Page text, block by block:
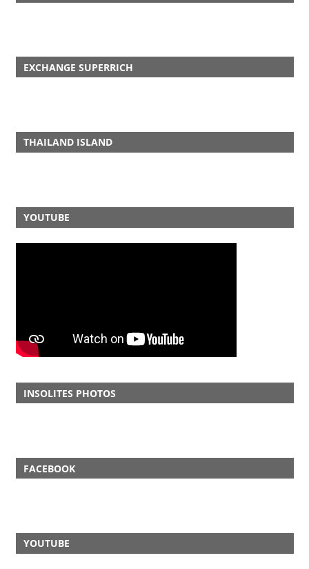
EXCHANGE SUPERRICH
THAILAND ISLAND
YOUTUBE
INSOLITES PHOTOS
FACEBOOK
YOUTUBE